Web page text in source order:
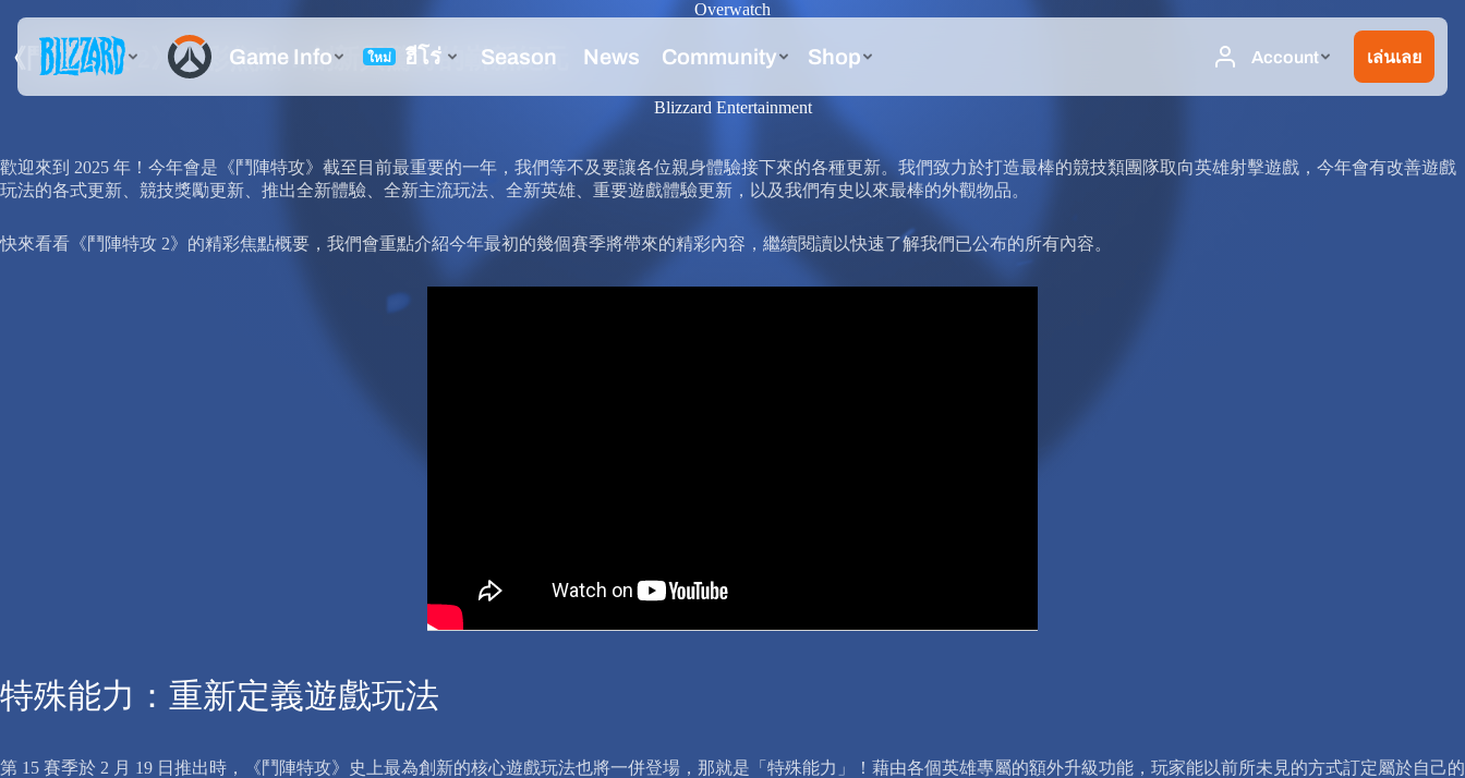
Overwatch
《鬥陣特攻 2》精彩焦點：創新與驚奇的嶄新紀元
Blizzard Entertainment
歡迎來到 2025 年！今年會是《鬥陣特攻》截至目前最重要的一年，我們等不及要讓各位親身體驗接下來的各種更新。我們致力於打造最棒的競技類團隊取向英雄射擊遊戲，今年會有改善遊戲
玩法的各式更新、競技獎勵更新、推出全新體驗、全新主流玩法、全新英雄、重要遊戲體驗更新，以及我們有史以來最棒的外觀物品。
快來看看《鬥陣特攻 2》的精彩焦點概要，我們會重點介紹今年最初的幾個賽季將帶來的精彩內容，繼續閱讀以快速了解我們已公布的所有內容。
特殊能力：重新定義遊戲玩法
第 15 賽季於 2 月 19 日推出時，《鬥陣特攻》史上最為創新的核心遊戲玩法也將一併登場，那就是「特殊能力」！藉由各個英雄專屬的額外升級功能，玩家能以前所未見的方式訂定屬於自己的